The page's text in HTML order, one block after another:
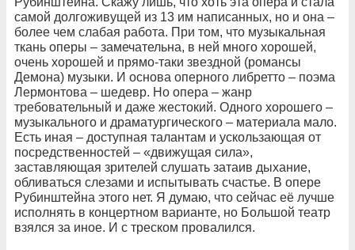
самой долгоживущей из 13 им написанных, но и она –
более чем слабая работа. При том, что музыкальная
ткань оперы – замечательна, в ней много хорошей,
очень хорошей и прямо-таки звездной (романсы
Демона) музыки. И основа оперного либретто – поэма
Лермонтова – шедевр. Но опера – жанр
требовательный и даже жестокий. Одного хорошего –
музыкального и драматургического – материала мало.
Есть иная – доступная талантам и ускользающая от
посредственностей – «движущая сила»,
заставляющая зрителей слушать затаив дыхание,
обливаться слезами и испытывать счастье. В опере
Рубинштейна этого нет. Я думаю, что сейчас её лучше
исполнять в концертном варианте, но Большой театр
взялся за иное. И с треском провалился.